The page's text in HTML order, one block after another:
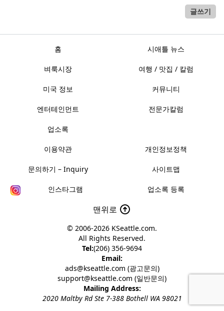
글쓰기
홈 시애틀 뉴스
벼룩시장 여행 / 맛집 / 칼럼
미국 정보 커뮤니티
엔터테인먼트 전문가칼럼
업소록
이용약관 개인정보정책
문의하기 – Inquiry 사이트맵
인스타그램 업소록 등록
맨위로
© 2006-2026 KSeattle.com.
All Rights Reserved.
Tel:(206) 356-9694
Email:
ads@kseattle.com (광고문의)
support@kseattle.com (일반문의)
Mailing Address:
2020 Maltby Rd Ste 7-388 Bothell WA 98021